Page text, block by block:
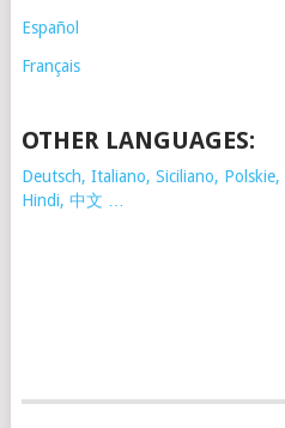
Español
Français
OTHER LANGUAGES:
Deutsch, Italiano, Siciliano, Polskie,
Hindi, 中文 …